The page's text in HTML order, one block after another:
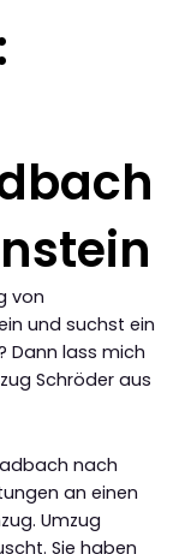
von
und suchst ein
Dann lass mich
Schröder aus
nach
an einen
Umzug
Sie haben